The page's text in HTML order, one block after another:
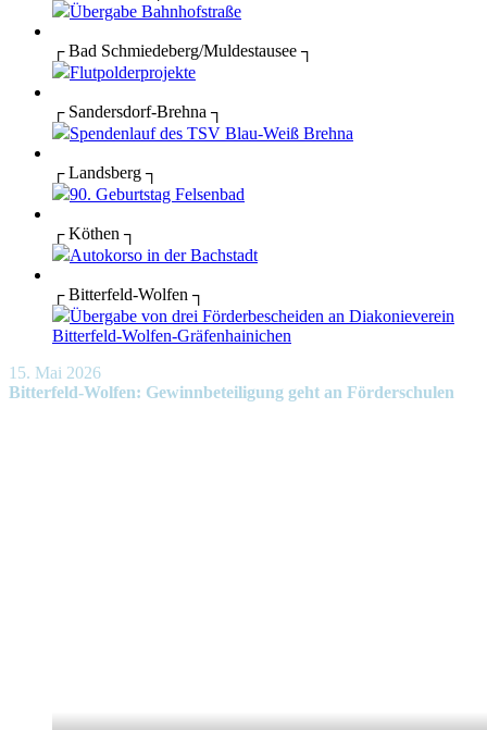
Übergabe Bahnhofstraße
┌ Bad Schmiedeberg/Muldestausee ┐
Flutpolderprojekte
┌ Sandersdorf-Brehna ┐
Spendenlauf des TSV Blau-Weiß Brehna
┌ Landsberg ┐
90. Geburtstag Felsenbad
┌ Köthen ┐
Autokorso in der Bachstadt
┌ Bitterfeld-Wolfen ┐
Übergabe von drei Förderbescheiden an Diakonieverein
Bitterfeld-Wolfen-Gräfenhainichen
15. Mai 2026
Bitterfeld-Wolfen: Gewinnbeteiligung geht an Förderschulen